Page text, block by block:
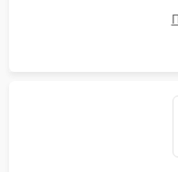
или